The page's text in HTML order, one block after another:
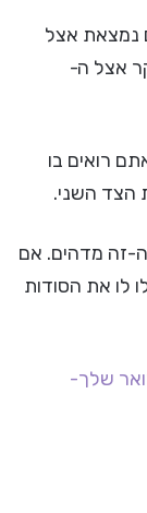
נמצאת אצל
אצל ה-
רואים בו
הצד השני.
זה מדהים. אם
לו את הסודות
שלך-